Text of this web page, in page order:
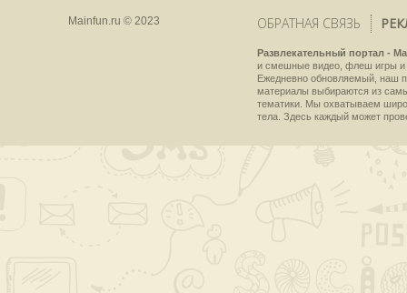
Mainfun.ru © 2023 ОБРАТНАЯ СВЯЗЬ
Развлекательный портал -
и смешные видео, флеш игры и
Ежедневно обновляемый, наш
материалы выбираются из
тематики. Мы охватываем
тела. Здесь каждый может